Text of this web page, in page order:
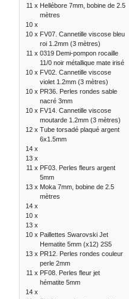
11 x Hellébore 7mm, bobine de 2.5
mètres
10 x
10 x FV07. Cannetille viscose bleu
roi 1.2mm (3 mètres)
11 x 0319 Demi-pompon rocaille
11/0 noir métallique mate irisé
10 x FV02. Cannetille viscose
violet 1.2mm (3 mètres)
10 x PR36. Perles rondes sable
nacré 3mm
10 x FV14. Cannetille viscose
moutarde 1.2mm (3 mètres)
12 x Tube torsadé plaqué argent
6x1.5mm
14 x
13 x
11 x PF03. Perles fleurs argent
5mm
13 x Moka 7mm, bobine de 2.5
mètres
14 x
10 x
13 x
10 x Paillettes Swarovski Jet
Hematite 5mm (x12) 2S5
13 x PR12. Perles rondes couleur
perle 2mm
11 x PF08. Perles fleur jet
hématite 5mm
14 x